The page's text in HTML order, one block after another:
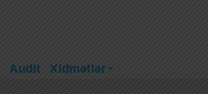
Audit Xidmətlər